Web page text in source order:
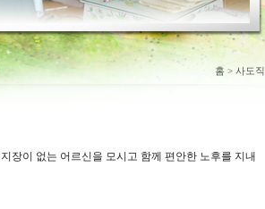
홈 > 사도직
장이 없는 어르신을 모시고 함께 편안한 노후를 지내